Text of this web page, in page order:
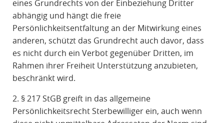
eines Grundrechts von der Einbeziehung Dritter
abhängig und hängt die freie
Persönlichkeitsentfaltung an der Mitwirkung eines
anderen, schützt das Grundrecht auch davor, dass
es nicht durch ein Verbot gegenüber Dritten, im
Rahmen ihrer Freiheit Unterstützung anzubieten,
beschränkt wird.
2. § 217 StGB greift in das allgemeine
Persönlichkeitsrecht Sterbewilliger ein, auch wenn